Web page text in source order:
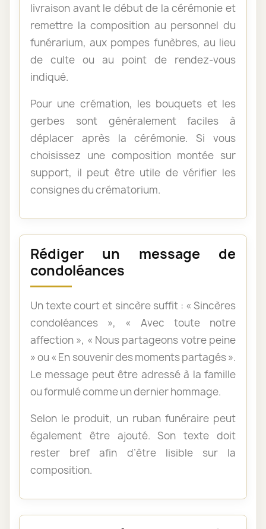
livraison avant le début de la cérémonie et
remettre la composition au personnel du
funérarium, aux pompes funèbres, au lieu
de culte ou au point de rendez-vous
indiqué.
Pour une crémation, les bouquets et les
gerbes sont généralement faciles à
déplacer après la cérémonie. Si vous
choisissez une composition montée sur
support, il peut être utile de vérifier les
consignes du crématorium.
Rédiger un message de
condoléances
Un texte court et sincère suffit : « Sincères
condoléances », « Avec toute notre
affection », « Nous partageons votre peine
» ou « En souvenir des moments partagés ».
Le message peut être adressé à la famille
ou formulé comme un dernier hommage.
Selon le produit, un ruban funéraire peut
également être ajouté. Son texte doit
rester bref afin d’être lisible sur la
composition.